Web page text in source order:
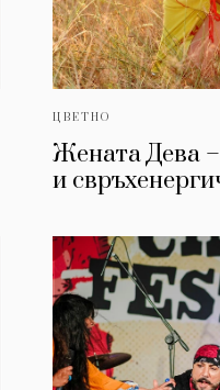
ЦВЕТНО
Жената Дева
и